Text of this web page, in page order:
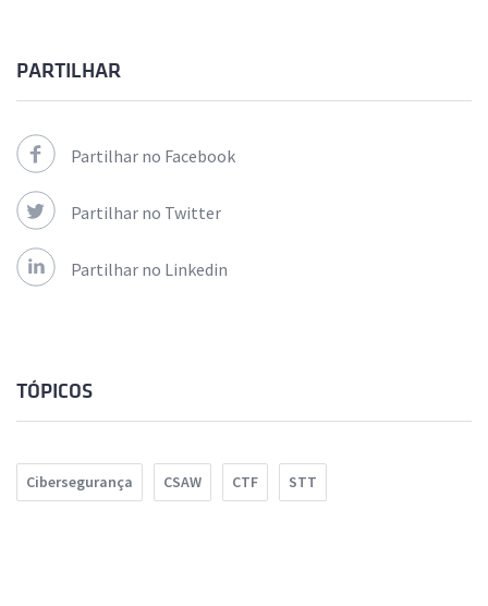
PARTILHAR
Partilhar no Facebook
Partilhar no Twitter
Partilhar no Linkedin
TÓPICOS
Cibersegurança CSAW CTF STT